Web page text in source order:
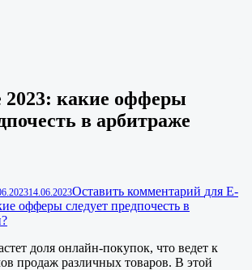
2023: какие офферы
в арбитраже
14.06.2023Оставить комментарий для E-
офферы следует предпочесть в
доля онлайн-покупок, что ведет к
продаж различных товаров. В этой